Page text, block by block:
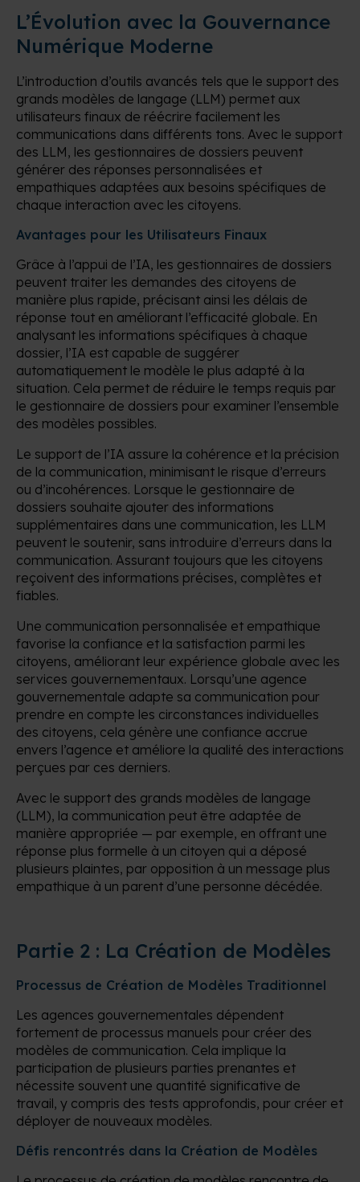
L’Évolution avec la Gouvernance
Numérique Moderne
L’introduction d’outils avancés tels que le support des
grands modèles de langage (LLM) permet aux
utilisateurs finaux de réécrire facilement les
communications dans différents tons. Avec le support
des LLM, les gestionnaires de dossiers peuvent
générer des réponses personnalisées et
empathiques adaptées aux besoins spécifiques de
chaque interaction avec les citoyens.
Avantages pour les Utilisateurs Finaux
Grâce à l’appui de l’IA, les gestionnaires de dossiers
peuvent traiter les demandes des citoyens de
manière plus rapide, précisant ainsi les délais de
réponse tout en améliorant l’efficacité globale. En
analysant les informations spécifiques à chaque
dossier, l’IA est capable de suggérer
automatiquement le modèle le plus adapté à la
situation. Cela permet de réduire le temps requis par
le gestionnaire de dossiers pour examiner l’ensemble
des modèles possibles.
Le support de l’IA assure la cohérence et la précision
de la communication, minimisant le risque d’erreurs
ou d’incohérences. Lorsque le gestionnaire de
dossiers souhaite ajouter des informations
supplémentaires dans une communication, les LLM
peuvent le soutenir, sans introduire d’erreurs dans la
communication. Assurant toujours que les citoyens
reçoivent des informations précises, complètes et
fiables.
Une communication personnalisée et empathique
favorise la confiance et la satisfaction parmi les
citoyens, améliorant leur expérience globale avec les
services gouvernementaux. Lorsqu’une agence
gouvernementale adapte sa communication pour
prendre en compte les circonstances individuelles
des citoyens, cela génère une confiance accrue
envers l’agence et améliore la qualité des interactions
perçues par ces derniers.
Avec le support des grands modèles de langage
(LLM), la communication peut être adaptée de
manière appropriée — par exemple, en offrant une
réponse plus formelle à un citoyen qui a déposé
plusieurs plaintes, par opposition à un message plus
empathique à un parent d’une personne décédée.
Partie 2 : La Création de Modèles
Processus de Création de Modèles Traditionnel
Les agences gouvernementales dépendent
fortement de processus manuels pour créer des
modèles de communication. Cela implique la
participation de plusieurs parties prenantes et
nécessite souvent une quantité significative de
travail, y compris des tests approfondis, pour créer et
déployer de nouveaux modèles.
Défis rencontrés dans la Création de Modèles